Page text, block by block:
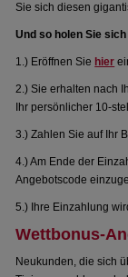
Sie sich diesen
Und so holen Sie
1.) Eröffnen Sie hier
2.) Sie erhalten nach
Ihr persönlicher 10-
3.) Zahlen Sie auf Ihr
4.) Am Ende der
Angebotscode
5.) Ihre Einzahlung
Wettbonus-
Neukunden, die sich